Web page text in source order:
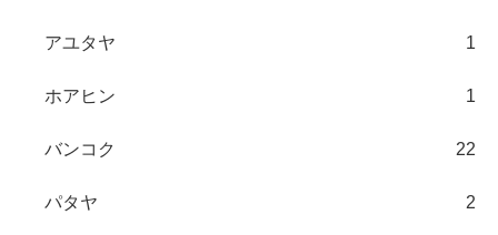
アユタヤ 1
ホアヒン 1
バンコク 22
パタヤ 2